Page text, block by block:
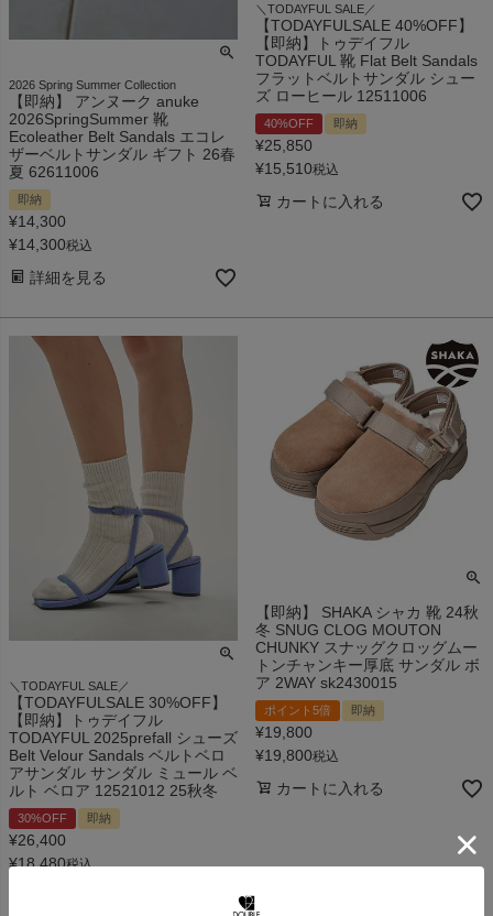
2026 Spring Summer Collection
【即納】 アンヌーク anuke
2026SpringSummer 靴
Ecoleather Belt Sandals エコレ
ザーベルトサンダル ギフト 26春
夏 62611006
即納
¥14,300
¥14,300税込
詳細を見る
＼TODAYFUL SALE／
【TODAYFULSALE 40%OFF】
【即納】トゥデイフル
TODAYFUL 靴 Flat Belt Sandals
フラットベルトサンダル シュー
ズ ローヒール 12511006
40%OFF 即納
¥25,850
¥15,510税込
カートに入れる
＼TODAYFUL SALE／
【TODAYFULSALE 30%OFF】
【即納】トゥデイフル
TODAYFUL 2025prefall シューズ
Belt Velour Sandals ベルトベロ
アサンダル サンダル ミュール ベ
ルト ベロア 12521012 25秋冬
30%OFF 即納
¥26,400
¥18,480税込
【即納】 SHAKA シャカ 靴 24秋
冬 SNUG CLOG MOUTON
CHUNKY スナッグクロッグムー
トンチャンキー厚底 サンダル ボ
ア 2WAY sk2430015
ポイント5倍 即納
¥19,800
¥19,800税込
カートに入れる